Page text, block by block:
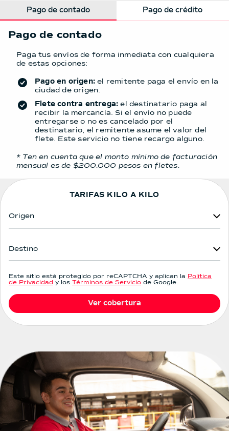
Pago de contado Pago de crédito
Pago de contado
Paga tus envíos de forma inmediata con cualquiera
de estas opciones:
Pago en origen: el remitente paga el envío en la
ciudad de origen.
Flete contra entrega: el destinatario paga al
recibir la mercancía. Si el envío no puede
entregarse o no es cancelado por el
destinatario, el remitente asume el valor del
flete. Este servicio no tiene recargo alguno.
* Ten en cuenta que el monto mínimo de facturación
mensual es de $200.000 pesos en fletes.
TARIFAS KILO A KILO
Origen
Destino
Este sitio está protegido por reCAPTCHA y aplican la Política
de Privacidad y los Términos de Servicio de Google.
Ver cobertura